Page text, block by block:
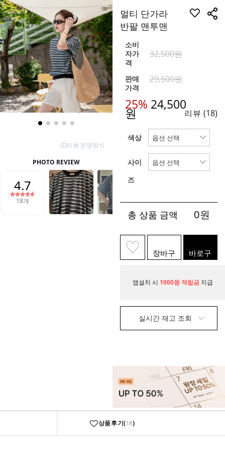
멀티 단가라
반팔 맨투맨
소비
자가
격
32,500원
판매
가격
29,500원
25% 24,500
원 리뷰 (18)
색상
사이
즈
총 상품 금액 0원
장바구
니
바로구
매
앱설치 시 1000원 적립금 지급
실시간 재고 조회
상품후기(18)